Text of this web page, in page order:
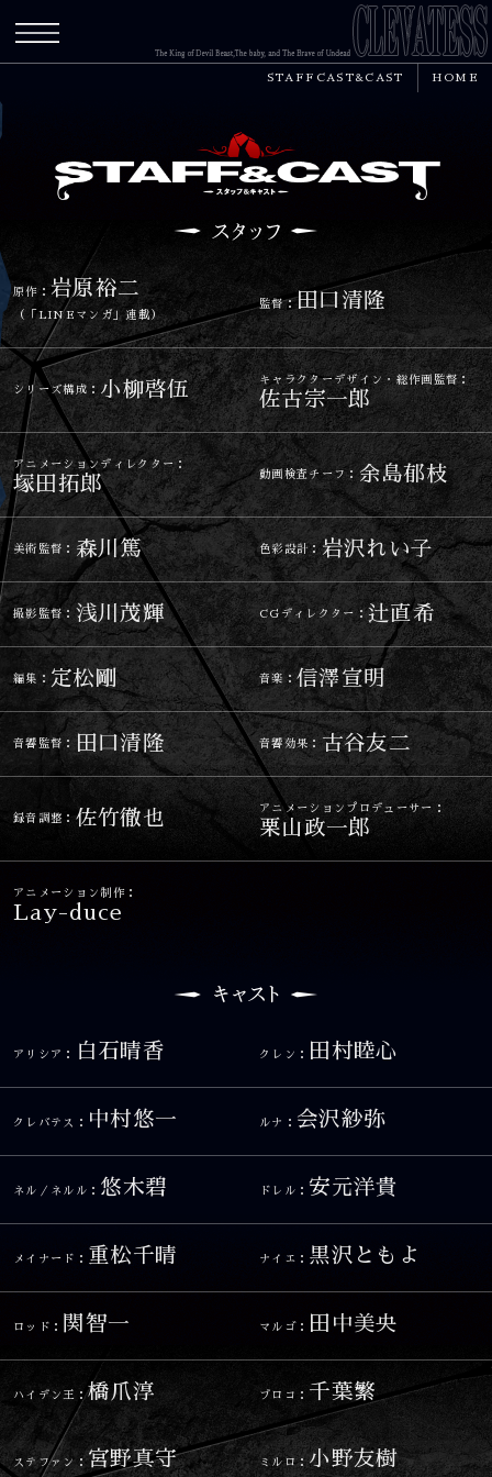
HOME
STAFFCAST&CAST
原作： 岩原裕二
（「LINEマンガ」連載）
監督：田口清隆
シリーズ構成： 小柳啓伍 キャラクターデザイン・総作画監督：
佐古宗一郎
アニメーションディレクター：
塚田拓郎 動画検査チーフ： 余島郁枝
美術監督： 森川篤 色彩設計：岩沢れい子
撮影監督： 浅川茂輝 CGディレクター：辻直希
編集： 定松剛 音楽：信澤宣明
音響監督： 田口清隆 音響効果： 古谷友二
録音調整： 佐竹徹也 アニメーションプロデューサー：
栗山政一郎
アニメーション制作：
Lay-duce
アリシア： 白石晴香 クレン： 田村睦心
クレバテス： 中村悠一 ルナ： 会沢紗弥
ネル／ネルル： 悠木碧 ドレル： 安元洋貴
メイナード： 重松千晴 ナイエ： 黒沢ともよ
ロッド： 関智一 マルゴ： 田中美央
ハイデン王：橋爪淳 ブロコ： 千葉繁
ステファン：宮野真守 ミルロ：小野友樹